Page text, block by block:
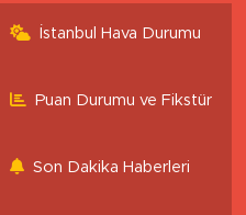
İstanbul Hava Durumu
Puan Durumu ve Fikstür
Son Dakika Haberleri